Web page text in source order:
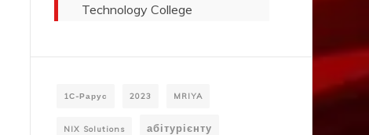
Technology College
1С-Рарус 2023 MRIYA
NIX Solutions абітурієнту